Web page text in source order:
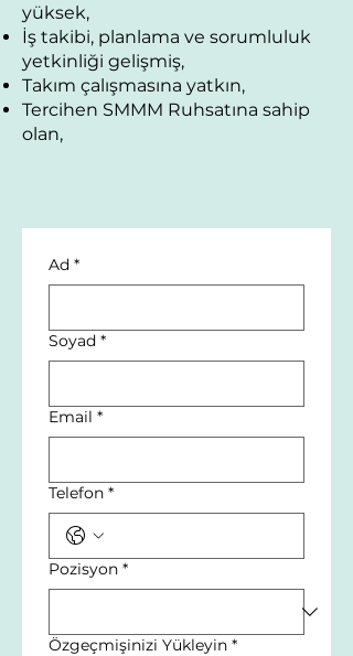
yüksek,
İş takibi, planlama ve sorumluluk
yetkinliği gelişmiş,
Takım çalışmasına yatkın,
Tercihen SMMM Ruhsatına sahip
olan,
Ad *
Soyad *
Email *
Telefon *
Pozisyon *
Özgeçmişinizi Yükleyin *